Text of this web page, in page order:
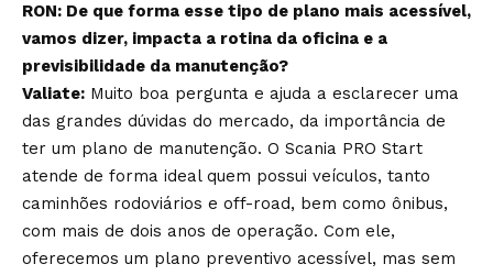
RON: De que forma esse tipo de plano mais acessível,
vamos dizer, impacta a rotina da oficina e a
previsibilidade da manutenção?
Valiate: Muito boa pergunta e ajuda a esclarecer uma
das grandes dúvidas do mercado, da importância de
ter um plano de manutenção. O Scania PRO Start
atende de forma ideal quem possui veículos, tanto
caminhões rodoviários e off-road, bem como ônibus,
com mais de dois anos de operação. Com ele,
oferecemos um plano preventivo acessível, mas sem